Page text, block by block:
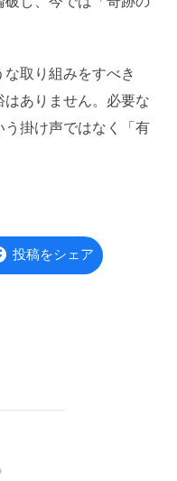
取り組みをすべき
ありません。必要な
掛け声ではなく「有
投稿をシェア